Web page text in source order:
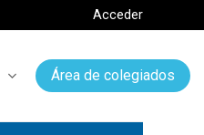
Acceder
Área de colegiados